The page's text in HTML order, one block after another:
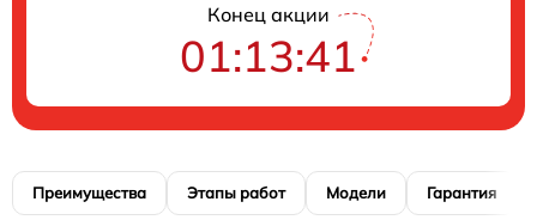
Конец акции
01:13:41
Преимущества Этапы работ Модели Гарантия